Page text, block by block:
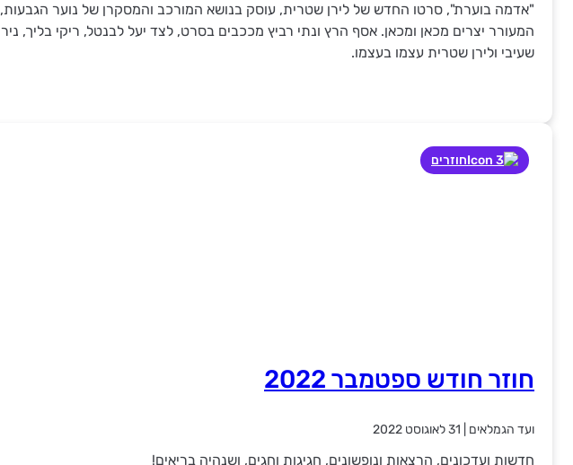
"אדמה בוערת", סרטו החדש של לירן שטרית, עוסק בנושא המורכב והמסקרן של נוער הגבעות,
המעורר יצרים מכאן ומכאן. אסף הרץ ונתי רביץ מככבים בסרט, לצד יעל לבנטל, ריקי בליך, ניר
שעיבי ולירן שטרית עצמו בעצמו.
חוזר חודש ספטמבר 2022
ועד הגמלאים 31 לאוגוסט 2022
חדשות ועדכונים, הרצאות ונופשונים, חגיגות וחגים, ושנהיה בריאים!
חוזרים